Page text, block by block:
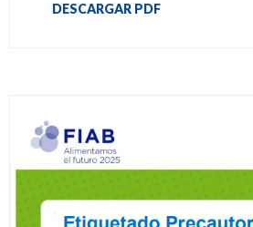
DESCARGAR PDF